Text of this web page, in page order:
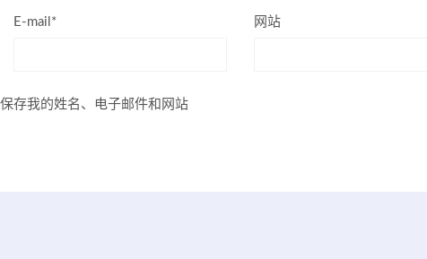
E-mail* 网站
存我的姓名、电子邮件和网站